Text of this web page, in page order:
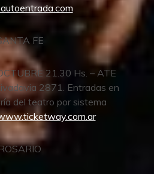
FE
21.30 Hs. – ATE
2871. Entradas en
del teatro por sistema